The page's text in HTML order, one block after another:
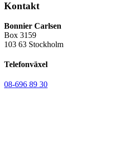
Kontakt
Bonnier Carlsen
Box 3159
103 63 Stockholm
Telefonväxel
08-696 89 30